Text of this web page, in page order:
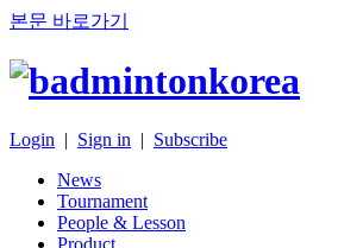
본문 바로가기
Login | Sign in | Subscribe
News
Tournament
People & Lesson
Product